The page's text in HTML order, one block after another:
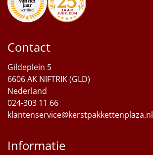
Sinterklaaspakketten
Particulier
Kerstgeschenken 2026
Relatiegeschenken
Cadeaubon
Contact
Gildeplein 5
6606 AK NIFTRIK (GLD)
Nederland
024-303 11 66
klantenservice@kerstpakkettenplaza.nl
Informatie